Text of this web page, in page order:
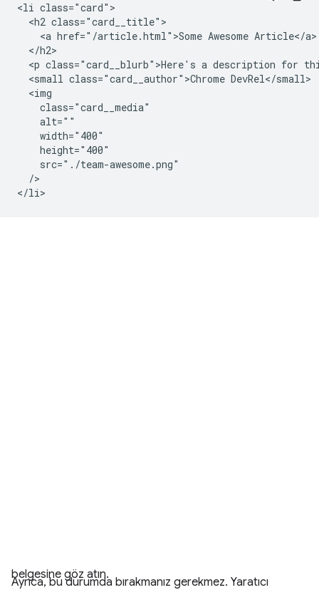
<li class="card">
  <h2 class="card__title">
    <a href="/article.html">Some Awesome Article</a>
  </h2>
<p class="card__blurb">Here's a description for
  <small class="card__author">Chrome DevRel</small>
  <img
    class="card__media"
    alt=""
    width="400"
    height="400"
    src="./team-awesome.png"
  />
belgesine göz atın.
Ayrıca, bu durumda bırakmanız gerekmez. Yaratıcı